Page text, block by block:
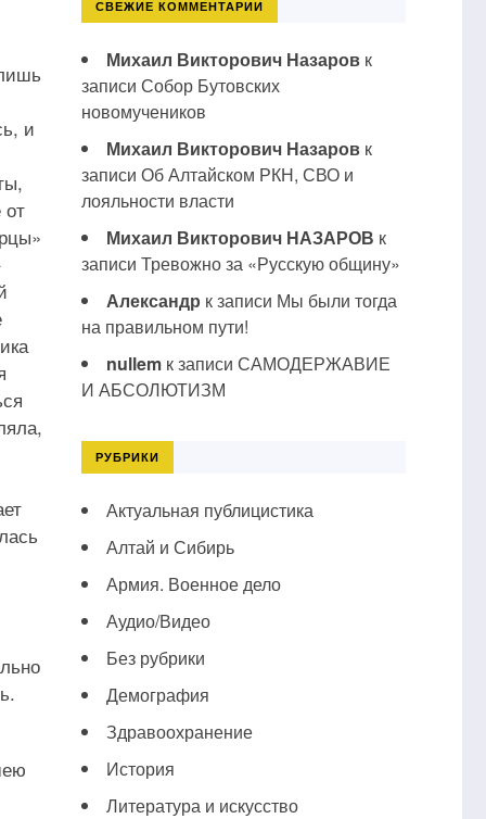
и
СВЕЖИЕ КОММЕНТАРИИ
Михаил Викторович Назаровк
записи Собор Бутовских
новомучеников
Михаил Викторович Назаровк
записи Об Алтайском РКН, СВО и
лояльности власти
Михаил Викторович НАЗАРОВ к
записи Тревожно за «Русскую общину»
Александр к записи Мы были тогда
на правильном пути!
nullemк записи САМОДЕРЖАВИЕ
И АБСОЛЮТИЗМ
РУБРИКИ
Актуальная публицистика
Алтай и Сибирь
Армия. Военное дело
Аудио/Видео
Без рубрики
Демография
Здравоохранение
История
Литература и искусство